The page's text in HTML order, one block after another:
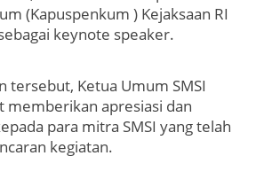
(Kapuspenkum ) Kejaksaan RI
keynote speaker.
tersebut, Ketua Umum SMSI
memberikan apresiasi dan
para mitra SMSI yang telah
kegiatan.